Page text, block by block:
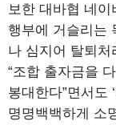
보한 대바협 네
행부에 거슬리는
나 심지어 탈퇴
“조합 출자금을
봉대한다”면서도
명명백백하게 소